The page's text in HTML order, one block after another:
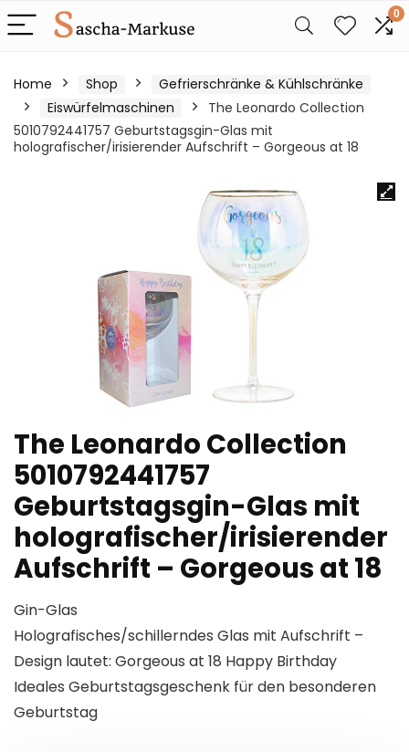
0
Home Shop
Gefrierschränke & Kühlschränke
Eiswürfelmaschinen
The Leonardo Collection
5010792441757 Geburtstagsgin-Glas mit
holografischer/irisierender Aufschrift – Gorgeous at 18
The Leonardo Collection
5010792441757
Geburtstagsgin-Glas mit
holografischer/irisierender
Aufschrift – Gorgeous at 18
Gin-Glas
Holografisches/schillerndes Glas mit Aufschrift –
Design lautet: Gorgeous at 18 Happy Birthday
Ideales Geburtstagsgeschenk für den besonderen
Geburtstag